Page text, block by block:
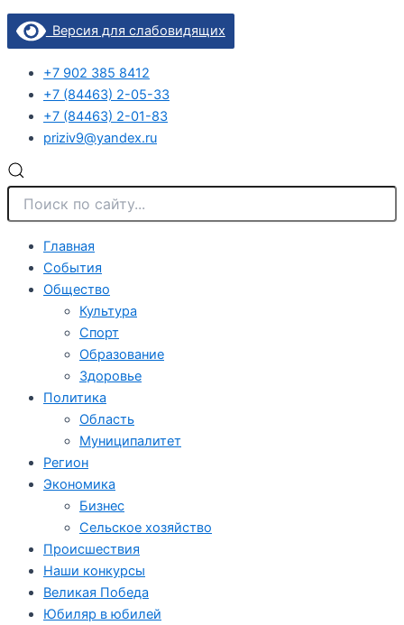
Версия для слабовидящих
+7 902 385 8412
+7 (84463) 2-05-33
+7 (84463) 2-01-83
priziv9@yandex.ru
Главная
События
Общество
Культура
Спорт
Образование
Здоровье
Политика
Область
Муниципалитет
Регион
Экономика
Бизнес
Сельское хозяйство
Происшествия
Наши конкурсы
Великая Победа
Юбиляр в юбилей